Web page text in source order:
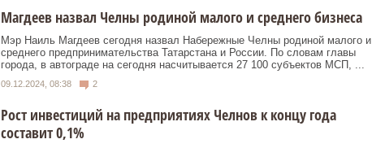
Магдеев назвал Челны родиной малого и среднего бизнеса
Мэр Наиль Магдеев сегодня назвал Набережные Челны родиной малого и
среднего предпринимательства Татарстана и России. По словам главы
города, в автограде на сегодня насчитывается 27 100 субъектов МСП, ...
09.12.2024, 08:38 2
Рост инвестиций на предприятиях Челнов к концу года
составит 0,1%